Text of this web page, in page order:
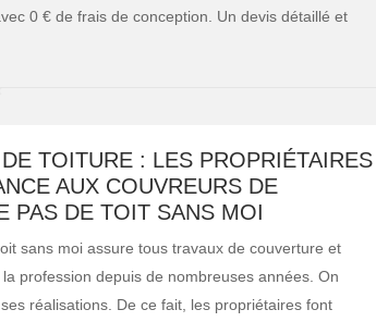
0 € de frais de conception. Un devis détaillé et
TOITURE : LES PROPRIÉTAIRES
AUX COUVREURS DE
PAS DE TOIT SANS MOI
sans moi assure tous travaux de couverture et
profession depuis de nombreuses années. On
réalisations. De ce fait, les propriétaires font